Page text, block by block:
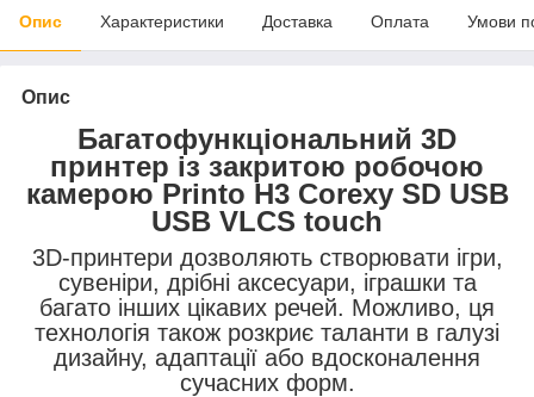
Опис Характеристики Доставка Оплата Умови
Опис
Багатофункціональний 3D
принтер із закритою робочою
камерою Printo H3 Corexy SD USB
USB VLCS touch
3D-принтери дозволяють створювати ігри,
сувеніри, дрібні аксесуари, іграшки та
багато інших цікавих речей. Можливо, ця
технологія також розкриє таланти в галузі
дизайну, адаптації або вдосконалення
сучасних форм.